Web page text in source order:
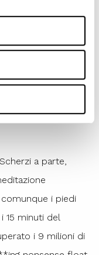
non saprete
a parte,
i piedi
15 minuti del
i 9 milioni di